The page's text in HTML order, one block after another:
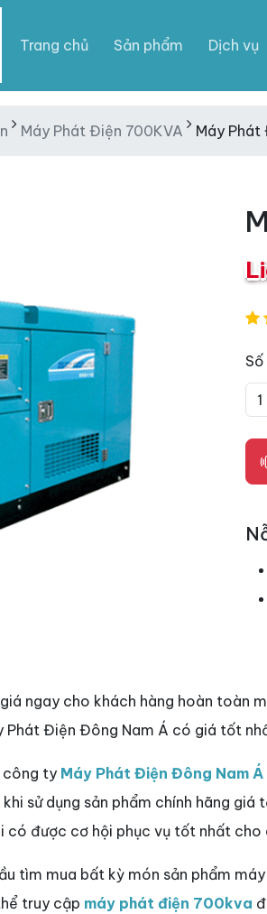
Trang chủ Sản phẩm Dịch vụ
Máy Phát Điện 700KVA Máy
Số
ngay cho khách hàng hoàn toàn
Phát Điện Đông Nam Á có giá tốt
công ty Máy Phát Điện Đông Nam Á
sử dụng sản phẩm chính hãng giá
có được cơ hội phục vụ tốt nhất cho
tìm mua bất kỳ món sản phẩm
truy cập máy phát điện 700kva